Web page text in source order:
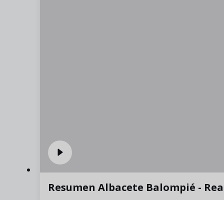
Resumen Albacete Balompié -